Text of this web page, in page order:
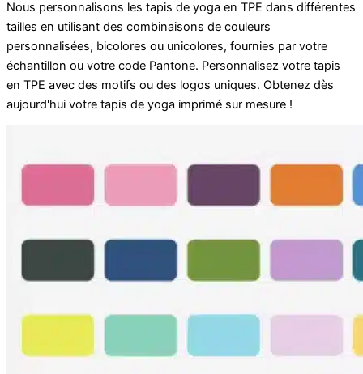
Nous personnalisons les tapis de yoga en TPE dans différentes
tailles en utilisant des combinaisons de couleurs
personnalisées, bicolores ou unicolores, fournies par votre
échantillon ou votre code Pantone. Personnalisez votre tapis
en TPE avec des motifs ou des logos uniques. Obtenez dès
aujourd'hui votre tapis de yoga imprimé sur mesure !